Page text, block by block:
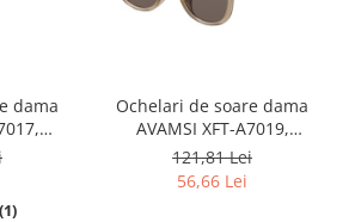
dama
(1)
Ochelari de soare dama
AVAMSI XFT-A7019,
Polarizati, Maro
121,81 Lei
56,66 Lei